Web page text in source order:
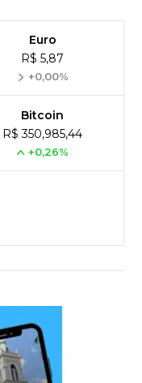
Euro
R$ 5,87
+0,00%
Bitcoin
R$ 350,985,44
+0,26%